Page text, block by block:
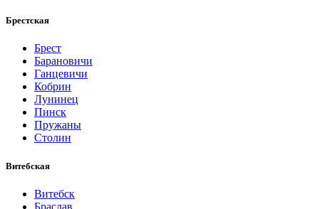
Брестская
Брест
Барановичи
Ганцевичи
Кобрин
Лунинец
Пинск
Пружаны
Столин
Витебская
Витебск
Браслав